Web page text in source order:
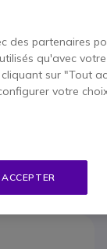
des partenaires
qu'avec votre
sur "Tout
votre